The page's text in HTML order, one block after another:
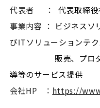
代表者 ： 代表取締
事業内容 ： ビジネスソ
びITソリューションテ
販売、プロダク
導等のサービス提供
会社HP ： https://